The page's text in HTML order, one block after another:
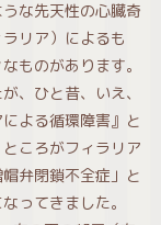
な先天性の心臓奇
リア）によるも
ものがあります。
、ひと昔、いえ、
よる循環障害』と
ころがフィラリア
弁閉鎖不全症」と
なってきました。